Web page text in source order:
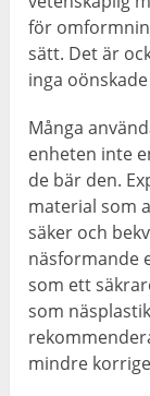
för
sätt. Det är
inga
Många
enheten inte
de bär den.
material som
säker och
näsformande
som ett
som
mindre